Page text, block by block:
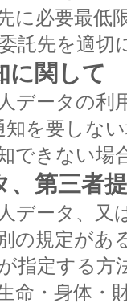
に必要最低
託先を適切
に関して
データの利
知を要しな
できない場
、第三者
データ、又
の規定があ
指定する方
命・身体・